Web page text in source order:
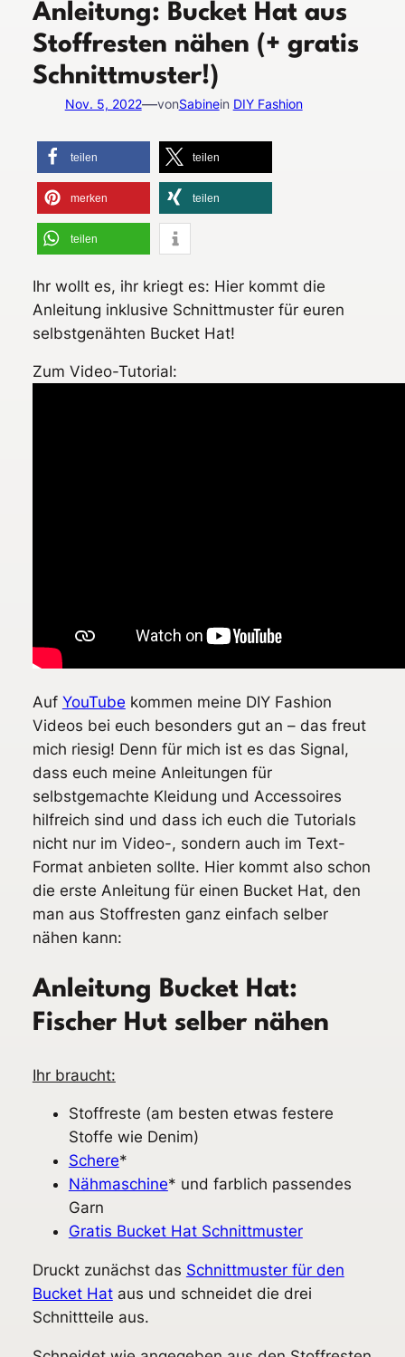
Anleitung: Bucket Hat aus
Stoffresten nähen (+ gratis
Schnittmuster!)
Nov. 5, 2022—vonSabinein DIY Fashion
teilen teilen
merken teilen
teilen
Ihr wollt es, ihr kriegt es: Hier kommt die
Anleitung inklusive Schnittmuster für euren
selbstgenähten Bucket Hat!
Zum Video-Tutorial:
Auf YouTube kommen meine DIY Fashion
Videos bei euch besonders gut an – das freut
mich riesig! Denn für mich ist es das Signal,
dass euch meine Anleitungen für
selbstgemachte Kleidung und Accessoires
hilfreich sind und dass ich euch die Tutorials
nicht nur im Video-, sondern auch im Text-
Format anbieten sollte. Hier kommt also schon
die erste Anleitung für einen Bucket Hat, den
man aus Stoffresten ganz einfach selber
nähen kann:
Anleitung Bucket Hat:
Fischer Hut selber nähen
Ihr braucht:
Stoffreste (am besten etwas festere
Stoffe wie Denim)
Schere*
Nähmaschine* und farblich passendes
Garn
Gratis Bucket Hat Schnittmuster
Druckt zunächst das Schnittmuster für den
Bucket Hataus und schneidet die drei
Schnittteile aus.